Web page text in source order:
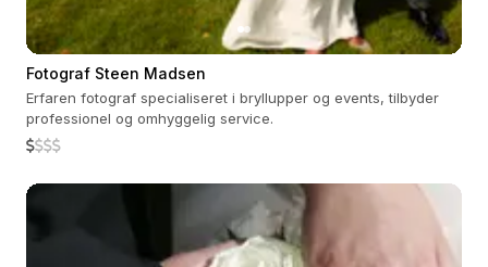
Fotograf Steen Madsen
Erfaren fotograf specialiseret i bryllupper og events, tilbyder
professionel og omhyggelig service.